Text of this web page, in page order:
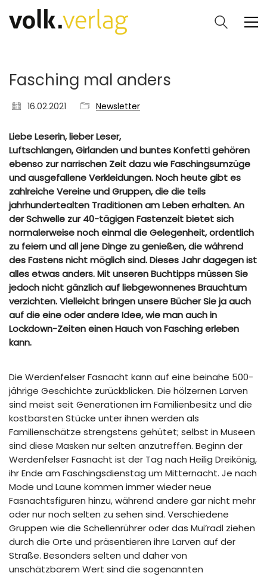
Fasching mal anders
16.02.2021 Newsletter
Liebe Leserin, lieber Leser,
Luftschlangen, Girlanden und buntes Konfetti gehören
ebenso zur narrischen Zeit dazu wie Faschingsumzüge
und ausgefallene Verkleidungen. Noch heute gibt es
zahlreiche Vereine und Gruppen, die die teils
jahrhundertealten Traditionen am Leben erhalten. An
der Schwelle zur 40-tägigen Fastenzeit bietet sich
normalerweise noch einmal die Gelegenheit, ordentlich
zu feiern und all jene Dinge zu genießen, die während
des Fastens nicht möglich sind. Dieses Jahr dagegen ist
alles etwas anders. Mit unseren Buchtipps müssen Sie
jedoch nicht gänzlich auf liebgewonnenes Brauchtum
verzichten. Vielleicht bringen unsere Bücher Sie ja auch
auf die eine oder andere Idee, wie man auch in
Lockdown-Zeiten einen Hauch von Fasching erleben
kann.
Die Werdenfelser Fasnacht kann auf eine beinahe 500-
jährige Geschichte zurückblicken. Die hölzernen Larven
sind meist seit Generationen im Familienbesitz und die
kostbarsten Stücke unter ihnen werden als
Familienschätze strengstens gehütet; selbst in Museen
sind diese Masken nur selten anzutreffen. Beginn der
Werdenfelser Fasnacht ist der Tag nach Heilig Dreikönig,
ihr Ende am Faschingsdienstag um Mitternacht. Je nach
Mode und Laune kommen immer wieder neue
Fasnachtsfiguren hinzu, während andere gar nicht mehr
oder nur noch selten zu sehen sind. Verschiedene
Gruppen wie die Schellenrührer oder das Mui’radl ziehen
durch die Orte und präsentieren ihre Larven auf der
Straße. Besonders selten und daher von
unschätzbarem Wert sind die sogenannten